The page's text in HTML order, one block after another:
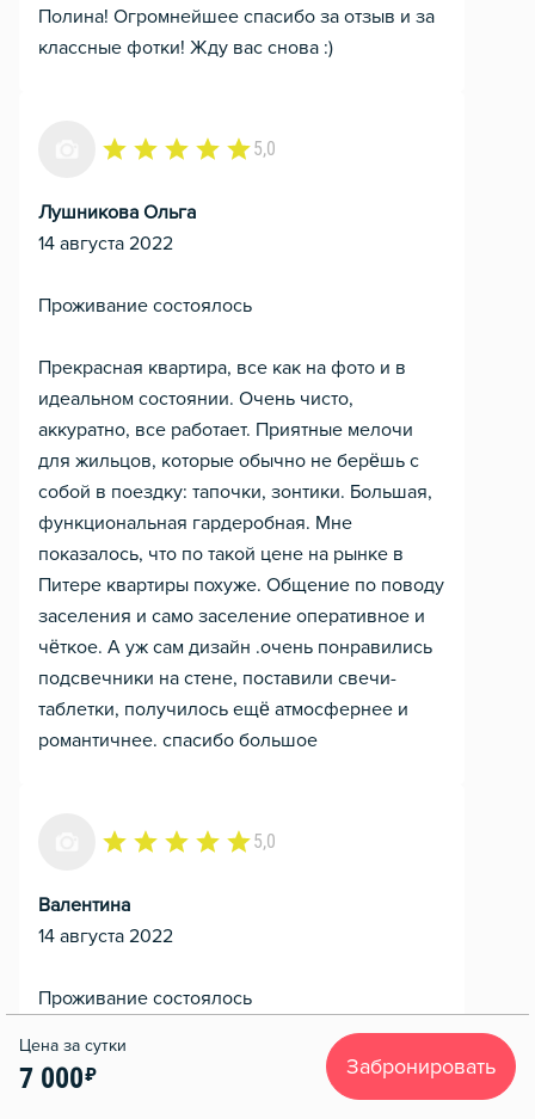
Полина! Огромнейшее спасибо за отзыв и за
классные фотки! Жду вас снова :)
5,0
Лушникова Ольга
14 августа 2022
Проживание состоялось
Прекрасная квартира, все как на фото и в
идеальном состоянии. Очень чисто,
аккуратно, все работает. Приятные мелочи
для жильцов, которые обычно не берёшь с
собой в поездку: тапочки, зонтики. Большая,
функциональная гардеробная. Мне
показалось, что по такой цене на рынке в
Питере квартиры похуже. Общение по поводу
заселения и само заселение оперативное и
чёткое. А уж сам дизайн .очень понравились
подсвечники на стене, поставили свечи-
таблетки, получилось ещё атмосфернее и
романтичнее. спасибо большое
5,0
Валентина
14 августа 2022
Проживание состоялось
Отличные апартаменты в очень красивом
месте. Чистота на уровне
7 000 Забронировать